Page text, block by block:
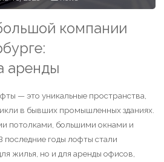
компании
аренды
— это уникальные пространства,
в бывших промышленных зданиях.
потолками, большими окнами и
годы лофты стали
жилья, но и для аренды офисов,